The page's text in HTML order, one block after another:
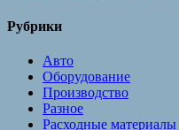
Рубрики
Авто
Оборудование
Производство
Разное
Расходные материалы